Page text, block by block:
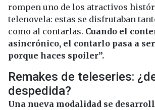
rompen uno de los atractivos
telenovela: estas se disfrutaban
como al contarlas. Cuando el
asincrónico, el contarlo pasa a
porque haces spoiler”.
Remakes de teleseries:
despedida?
Una nueva modalidad se